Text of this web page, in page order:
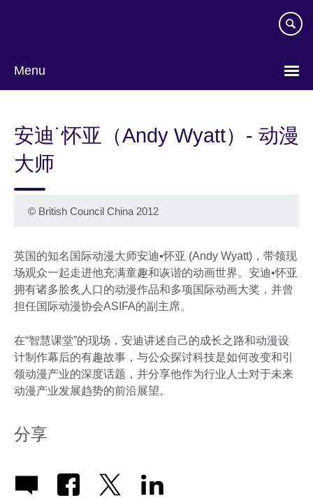
Menu
language
安迪˙怀亚（Andy Wyatt）- 动漫
大师
© British Council China 2012
英国的知名国际动漫大师安迪•怀亚 (Andy Wyatt)，带领现
场观众一起走进他充满童趣和诙谐的动画世界。安迪•怀亚
拥有诸多脍炙人口的动漫作品和多项国际动画大奖，并曾
担任国际动漫协会ASIFA的副主席。
在“智慧课堂”的现场，安迪讲述自己的成长之路和动漫设
计制作幕后的有趣故事，与公众探讨科技是如何改变和引
领动漫产业的深度话题，并分享他作为行业人士对于未来
动漫产业发展趋势的前沿展望。
分享